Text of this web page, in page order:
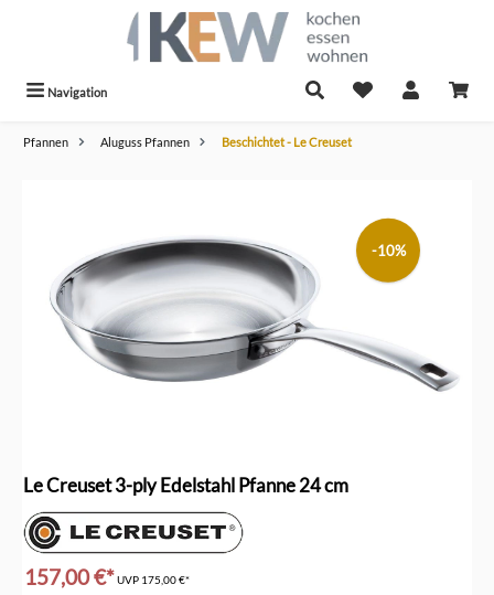
Navigation
Pfannen Aluguss Pfannen Beschichtet - Le Creuset
-10%
Le Creuset 3-ply Edelstahl Pfanne 24 cm
157,00 €*UVP 175,00 €*